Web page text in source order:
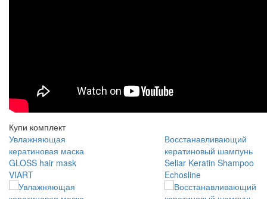
Купи комплект
Увлажняющая
кератиновая маска
GLOSS hair mask
VIART
Восстанавливающий
кератиновый шампунь
Seliar Keratin Shampoo
Echosline